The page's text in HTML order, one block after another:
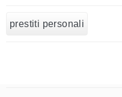
prestiti personali